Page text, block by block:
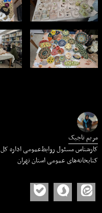
مریم تاجیک
کارشناس مسئول روابط‌عمومی اداره کل
کتابخانه‌های عمومی استان تهران